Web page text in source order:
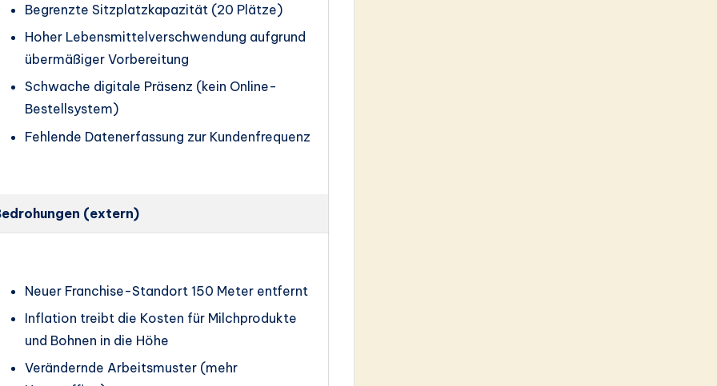
Begrenzte Sitzplatzkapazität (20 Plätze)
Hoher Lebensmittelverschwendung aufgrund
übermäßiger Vorbereitung
Schwache digitale Präsenz (kein Online-
Bestellsystem)
Fehlende Datenerfassung zur Kundenfrequenz
(extern)
Neuer Franchise-Standort 150 Meter entfernt
Inflation treibt die Kosten für Milchprodukte
und Bohnen in die Höhe
Verändernde Arbeitsmuster (mehr